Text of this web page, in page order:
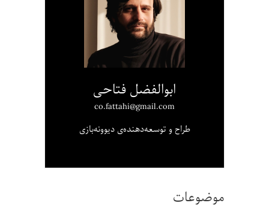
ابوالفضل فتاحی
co.fattahi@gmail.com
طراح و توسعه‌دهنده‌ی دیوونه‌بازی
موضوعات